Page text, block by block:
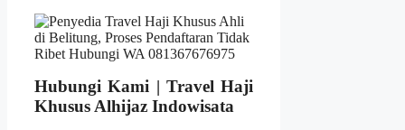
Hubungi Kami | Travel Haji
Khusus Alhijaz Indowisata